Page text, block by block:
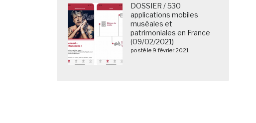
DOSSIER / 530
applications mobiles
muséales et
patrimoniales en France
(09/02/2021)
posté le 9 février 2021